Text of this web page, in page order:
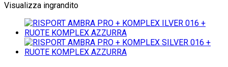
Visualizza ingrandito